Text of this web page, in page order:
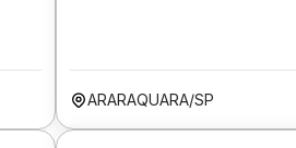
ARARAQUARA/SP